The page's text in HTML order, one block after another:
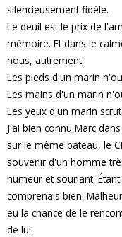
silencieusement fidèle.
Le deuil est le prix de
mémoire. Et dans le
nous, autrement.
Les pieds d'un marin
Les mains d'un marin
Les yeux d'un marin
J'ai bien connu Marc
sur le même bateau, le
souvenir d'un homme
humeur et souriant.
comprenais bien.
eu la chance de le
de lui.